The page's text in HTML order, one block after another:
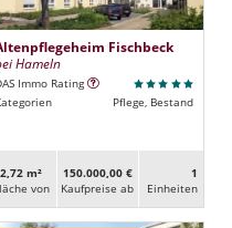
Fischbeck
Hameln
Immo Rating
Pflege, Bestand
m²
von
150.000,00 €
Kaufpreise ab
1
Ein­heiten